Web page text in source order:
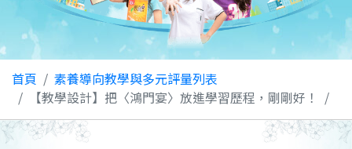
首頁
素養導向教學與多元評量列表
【教學設計】把〈鴻門宴〉放進學習歷程，剛剛好！